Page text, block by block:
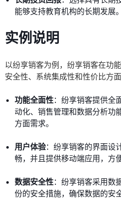
能够支持教育机构的长期发展。
实例说明
以纷享销客为例，纷享销客在功
安全性、系统集成性和性价比方面
功能全面性：纷享销客提供全
动化、销售管理和数据分析功
方面需求。
用户体验：纷享销客的界面设
畅，并且提供移动端应用，方
数据安全性：纷享销客采用数
份的安全措施，确保数据的安